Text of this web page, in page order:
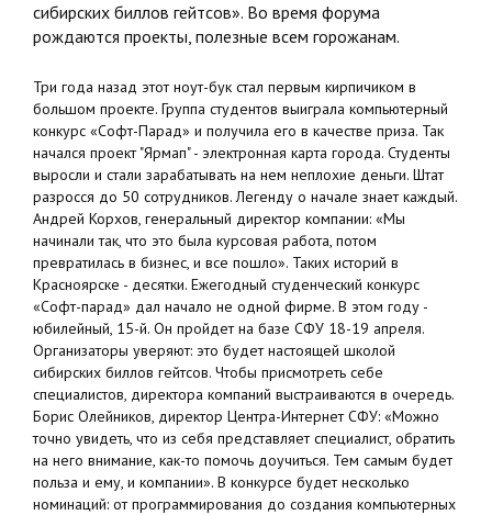
сибирских биллов гейтсов». Во время форума
рождаются проекты, полезные всем горожанам.
Три года назад этот ноут-бук стал первым кирпичиком в
большом проекте. Группа студентов выиграла компьютерный
конкурс «Софт-Парад» и получила его в качестве приза. Так
начался проект "Ярмап" - электронная карта города. Студенты
выросли и стали зарабатывать на нем неплохие деньги. Штат
разросся до 50 сотрудников. Легенду о начале знает каждый.
Андрей Корхов, генеральный директор компании: «Мы
начинали так, что это была курсовая работа, потом
превратилась в бизнес, и все пошло». Таких историй в
Красноярске - десятки. Ежегодный студенческий конкурс
«Софт-парад» дал начало не одной фирме. В этом году -
юбилейный, 15-й. Он пройдет на базе СФУ 18-19 апреля.
Организаторы уверяют: это будет настоящей школой
сибирских биллов гейтсов. Чтобы присмотреть себе
специалистов, директора компаний выстраиваются в очередь.
Борис Олейников, директор Центра-Интернет СФУ: «Можно
точно увидеть, что из себя представляет специалист, обратить
на него внимание, как-то помочь доучиться. Тем самым будет
польза и ему, и компании». В конкурсе будет несколько
номинаций: от программирования до создания компьютерных